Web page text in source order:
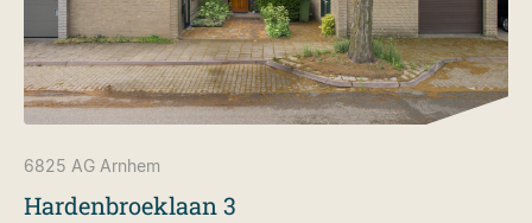
6825 AGArnhem
Hardenbroeklaan 3